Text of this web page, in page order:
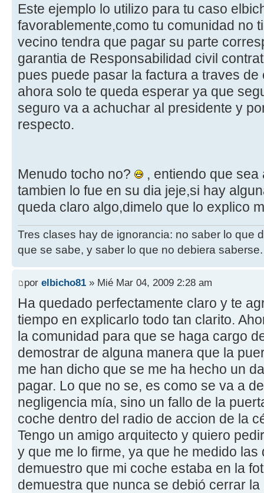
Este ejemplo lo utilizo para tu caso
favorablemente,como tu comunidad no
vecino tendra que pagar su parte
garantia de Responsabilidad civil
pues puede pasar la factura a traves de
ahora solo te queda esperar ya que
seguro va a achuchar al presidente y
respecto.
Menudo tocho no?
, entiendo que
tambien lo fue en su dia jeje,si hay
queda claro algo,dimelo que lo explico
Tres clases hay de ignorancia: no saber lo que
que se sabe, y saber lo que no debiera saberse.
por elbicho81 » Mié Mar 04, 2009 2:28 am
Ha quedado perfectamente claro y te
tiempo en explicarlo todo tan clarito.
la comunidad para que se haga cargo
demostrar de alguna manera que la
me han dicho que se me ha hecho un
pagar. Lo que no se, es como se va a
negligencia mía, sino un fallo de la
coche dentro del radio de accion de la
Tengo un amigo arquitecto y quiero
y que me lo firme, ya que he medido
demuestro que mi coche estaba en la
demuestra que nunca se debió cerrar la